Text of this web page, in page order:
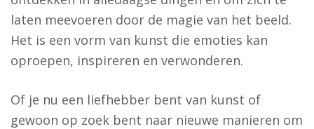
laten meevoeren door de magie van het beeld.
Het is een vorm van kunst die emoties kan
oproepen, inspireren en verwonderen.
Of je nu een liefhebber bent van kunst of
gewoon op zoek bent naar nieuwe manieren om